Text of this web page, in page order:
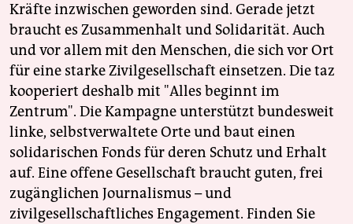
Kräfte inzwischen geworden sind. Gerade jetzt
braucht es Zusammenhalt und Solidarität. Auch
und vor allem mit den Menschen, die sich vor Ort
für eine starke Zivilgesellschaft einsetzen. Die taz
kooperiert deshalb mit "Alles beginnt im
Zentrum". Die Kampagne unterstützt bundesweit
linke, selbstverwaltete Orte und baut einen
solidarischen Fonds für deren Schutz und Erhalt
auf. Eine offene Gesellschaft braucht guten, frei
zugänglichen Journalismus – und
zivilgesellschaftliches Engagement. Finden Sie